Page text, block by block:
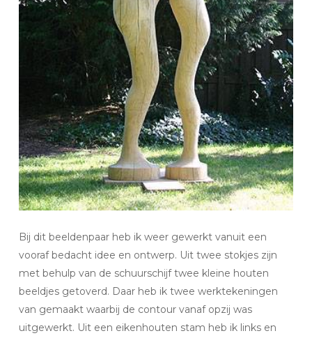
Bij dit beeldenpaar heb ik weer gewerkt vanuit een
vooraf bedacht idee en ontwerp. Uit twee stokjes zijn
met behulp van de schuurschijf twee kleine houten
beeldjes getoverd. Daar heb ik twee werktekeningen
van gemaakt waarbij de contour vanaf opzij was
uitgewerkt. Uit een eikenhouten stam heb ik links en